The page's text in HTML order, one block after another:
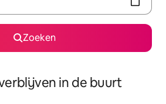
Zoeken
in de buurt